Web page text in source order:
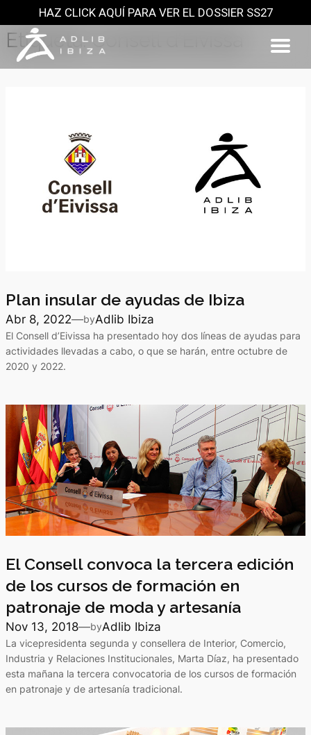
al
contenido
HAZ CLICK AQUÍ PARA VER EL DOSSIER SS27
Etiqueta:Consell d’Eivissa
Plan insular de ayudas de Ibiza
Abr 8, 2022—byAdlib Ibiza
El Consell d’Eivissa ha presentado hoy dos líneas de ayudas para
actividades llevadas a cabo, o que se harán, entre octubre de
2020 y 2022.
El Consell convoca la tercera edición
de los cursos de formación en
patronaje de moda y artesanía
Nov 13, 2018—byAdlib Ibiza
La vicepresidenta segunda y consellera de Interior, Comercio,
Industria y Relaciones Institucionales, Marta Díaz, ha presentado
esta mañana la tercera convocatoria de los cursos de formación
en patronaje y de artesanía tradicional.